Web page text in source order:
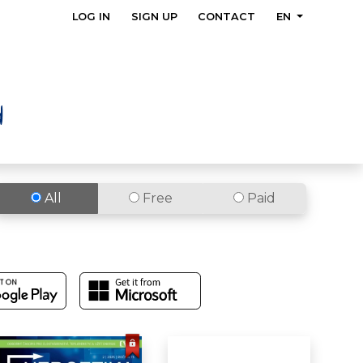
LOG IN SIGN UP CONTACT EN
All Free Paid